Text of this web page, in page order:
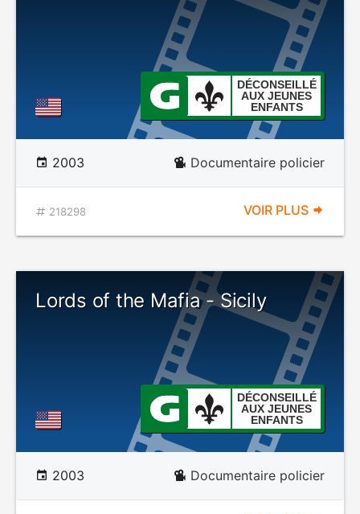
DÉCONSEILLÉ
AUX JEUNES
ENFANTS
2003 Documentaire policier
218298 VOIR PLUS
Lords of the Mafia - Sicily
DÉCONSEILLÉ
AUX JEUNES
ENFANTS
2003 Documentaire policier